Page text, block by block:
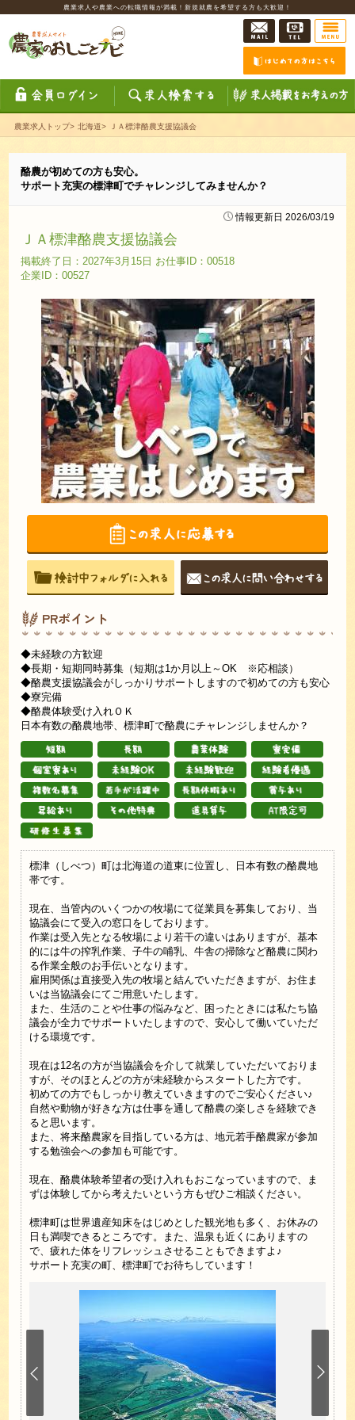
農業求人や農業への転職情報が満載！新規就農を希望する方も大歓迎！
農業求人トップ> 北海道> ＪＡ標津酪農支援協議会
酪農が初めての方も安心。
サポート充実の標津町でチャレンジしてみませんか？
情報更新日 2026/03/19
ＪＡ標津酪農支援協議会
掲載終了日：2027年3月15日 お仕事ID：00518
企業ID：00527
PRポイント
◆未経験の方歓迎
◆長期・短期同時募集（短期は1か月以上～OK ※応相談）
◆酪農支援協議会がしっかりサポートしますので初めての方も安心
◆寮完備
◆酪農体験受け入れＯＫ
日本有数の酪農地帯、標津町で酪農にチャレンジしませんか？
標津（しべつ）町は北海道の道東に位置し、日本有数の酪農地
帯です。
現在、当管内のいくつかの牧場にて従業員を募集しており、当
協議会にて受入の窓口をしております。
作業は受入先となる牧場により若干の違いはありますが、基本
的には牛の搾乳作業、子牛の哺乳、牛舎の掃除など酪農に関わ
る作業全般のお手伝いとなります。
雇用関係は直接受入先の牧場と結んでいただきますが、お住ま
いは当協議会にてご用意いたします。
また、生活のことや仕事の悩みなど、困ったときには私たち協
議会が全力でサポートいたしますので、安心して働いていただ
ける環境です。
現在は12名の方が当協議会を介して就業していただいておりま
すが、そのほとんどの方が未経験からスタートした方です。
初めての方でもしっかり教えていきますのでご安心ください♪
自然や動物が好きな方は仕事を通して酪農の楽しさを経験でき
ると思います。
また、将来酪農家を目指している方は、地元若手酪農家が参加
する勉強会への参加も可能です。
現在、酪農体験希望者の受け入れもおこなっていますので、ま
ずは体験してから考えたいという方もぜひご相談ください。
標津町は世界遺産知床をはじめとした観光地も多く、お休みの
日も満喫できるところです。また、温泉も近くにありますの
で、疲れた体をリフレッシュさせることもできますよ♪
サポート充実の町、標津町でお待ちしています！